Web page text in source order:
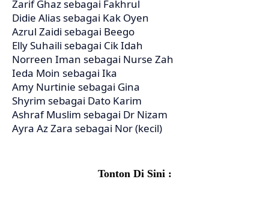
Zarif Ghaz sebagai Fakhrul
Didie Alias sebagai Kak Oyen
Azrul Zaidi sebagai Beego
Elly Suhaili sebagai Cik Idah
Norreen Iman sebagai Nurse Zah
Ieda Moin sebagai Ika
Amy Nurtinie sebagai Gina
Shyrim sebagai Dato Karim
Ashraf Muslim sebagai Dr Nizam
Ayra Az Zara sebagai Nor (kecil)
Tonton Di Sini :